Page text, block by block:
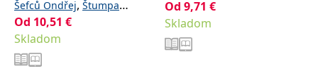
Šefců Ondřej, Štumpa
Bohumil
Od 10,51 €
Skladom
Kacálek Petr
Lubor,Petříček Tomáš
kolektiv
Od 9,71 €
Skladom